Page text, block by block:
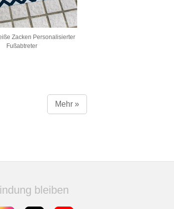
Zacken Personalisierter
Fußabtreter
Mehr »
bleiben